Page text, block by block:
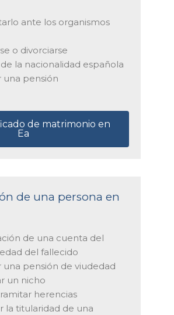
ante los organismos
o divorciarse
la nacionalidad española
una pensión
de matrimonio en
Ea
de una persona en
de una cuenta del
del fallecido
una pensión de viudedad
un nicho
herencias
la titularidad de una